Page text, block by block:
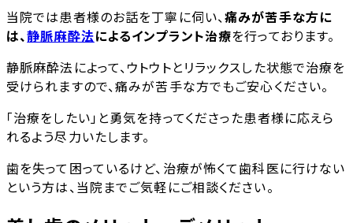
当院では患者様のお話を丁寧に伺い、痛みが苦手な方に
は、静脈麻酔法によるインプラント治療を行っております。
静脈麻酔法によって、ウトウトとリラックスした状態で治療を
受けられますので、痛みが苦手な方でもご安心ください。
「治療をしたい」と勇気を持ってくださった患者様に応えら
れるよう尽力いたします。
歯を失って困っているけど、治療が怖くて歯科医に行けない
という方は、当院までご気軽にご相談ください。